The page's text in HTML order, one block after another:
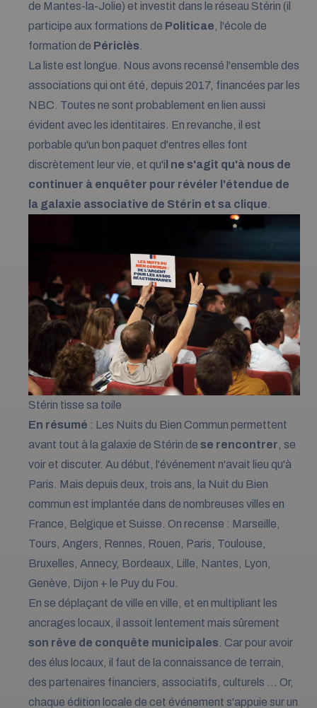
de Mantes-la-Jolie) et investit dans le réseau Stérin (il
participe aux formations de Politicae , l'école de
formation de Périclès
La liste est longue. Nous avons recensé l'ensemble des
associations qui ont été, depuis 2017, financées par les
NBC. Toutes ne sont probablement en lien aussi
évident avec les identitaires. En revanche, il est
porbable qu'un bon paquet d'entres elles font
discrètement leur vie, et qu'i l ne s'agit qu'à nous de
continuer à enquêter pour révéler l'étendue de
la galaxie associative de Stérin et sa clique
Stérin tisse sa toile
En résumé : Les Nuits du Bien Commun permettent
avant tout à la galaxie de Stérin de se rencontrer , se
voir et discuter. Au début, l'événement n'avait lieu qu'à
Paris. Mais depuis deux, trois ans, la Nuit du Bien
commun est implantée dans de nombreuses villes en
France, Belgique et Suisse. On recense : Marseille,
Tours, Angers, Rennes, Rouen, Paris, Toulouse,
Bruxelles, Annecy, Bordeaux, Lille, Nantes, Lyon,
Genève, Dijon + le Puy du Fou.
En se déplaçant de ville en ville, et en multipliant les
ancrages locaux, il assoit lentement mais sûrement
son rêve de conquête municipales . Car pour avoir
des élus locaux, il faut de la connaissance de terrain,
des partenaires financiers, associatifs, culturels ... Or,
chaque édition locale de cet événement s'appuie sur un